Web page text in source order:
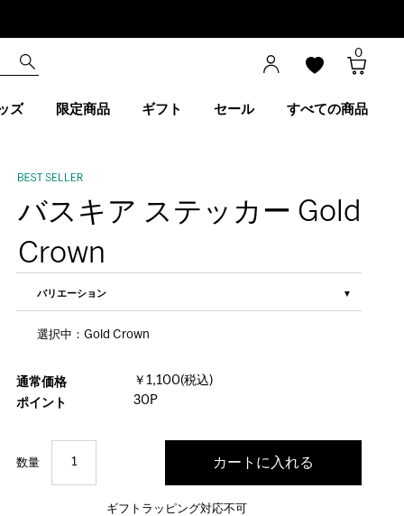
0
ズ 限定商品 ギフト セール すべての商品
バスキア ステッカー Gold
Crown
バリエーション
選択中：Gold Crown
通常価格
￥1,100(税込)
ポイント
30P
数量
ギフトラッピング対応不可